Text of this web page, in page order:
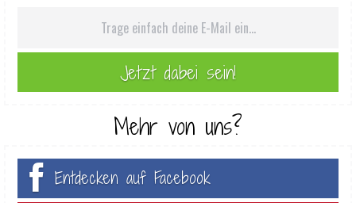
Mehr von uns?
Entdecken auf Facebook